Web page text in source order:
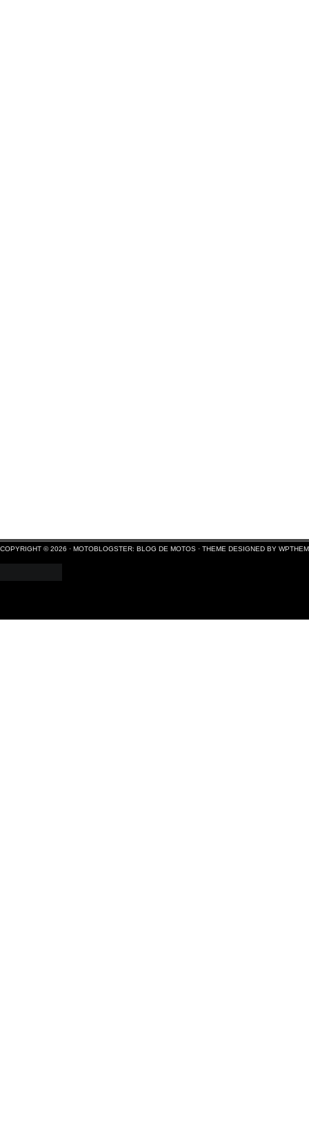
COPYRIGHT © 2026 · MOTOBLOGSTER: BLOG DE MOTOS · THEME DESIGNED BY